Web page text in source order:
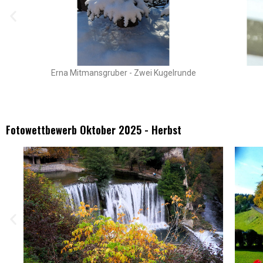
Erna Mitmansgruber - Zwei Kugelrunde
Fotowettbewerb Oktober 2025 - Herbst